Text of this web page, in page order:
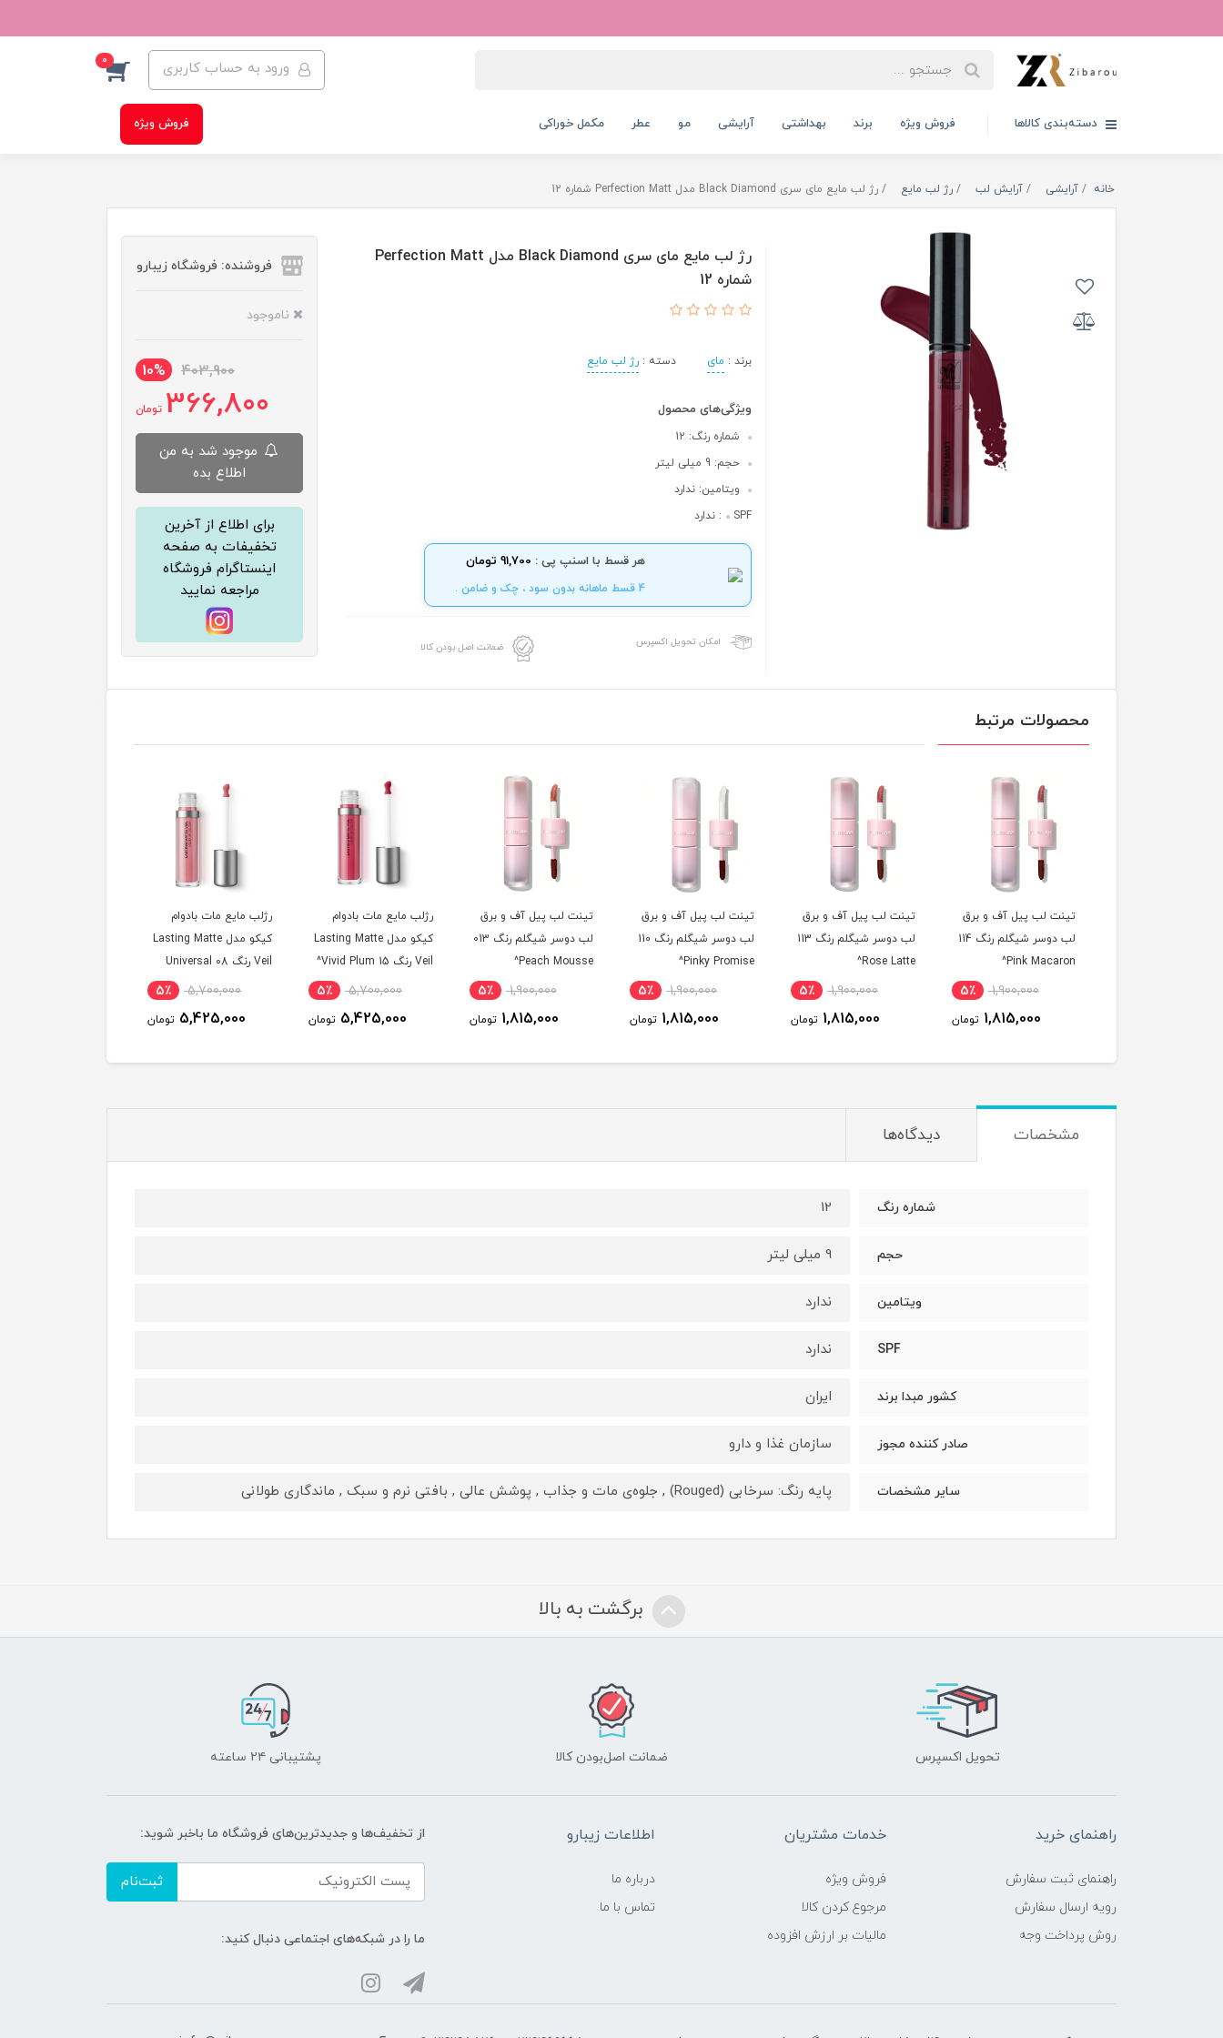
ورود به حساب کاربری 0
دسته‌بندی کالاها فروش ویژه برند بهداشتی آرایشی مو عطر مکمل خوراکی فروش ویژه
خانه آرایشی آرایش لب رژ لب مایع رژ لب مایع مای سری Black Diamond مدل Perfection Matt شماره 12
رژ لب مایع مای سری Black Diamond مدل Perfection Matt
شماره 12
برند : مای دسته :رژ لب مایع
ویژگی‌های محصول
شماره رنگ: 12
حجم: 9 میلی لیتر
ویتامین: ندارد
SPF: ندارد
هر قسط با اسنپ پی : 91,700 تومان
4 قسط ماهانه بدون سود ، چک و ضامن .
امکان تحویل اکسپرس ضمانت اصل بودن کالا
فروشنده: فروشگاه زیبارو
ناموجود
403,900
10%
366,800 تومان
موجود شد به من
اطلاع بده
برای اطلاع از آخرین
تخفیفات به صفحه
اینستاگرام فروشگاه
مراجعه نمایید
محصولات مرتبط
تینت لب پیل آف و برق
لب دوسر شیگلم رنگ 114
Pink Macaron^
1,900,000 5٪
1,815,000 تومان
تینت لب پیل آف و برق
لب دوسر شیگلم رنگ 113
Rose Latte^
1,900,000 5٪
1,815,000 تومان
تینت لب پیل آف و برق
لب دوسر شیگلم رنگ 110
Pinky Promise^
1,900,000 5٪
1,815,000 تومان
تینت لب پیل آف و برق
لب دوسر شیگلم رنگ 013
Peach Mousse^
1,900,000 5٪
1,815,000 تومان
رژلب مایع مات بادوام
کیکو مدل Lasting Matte
Veil رنگ 15 Vivid Plum^
5,700,000 5٪
5,425,000 تومان
رژلب مایع مات بادوام
کیکو مدل Lasting Matte
Veil رنگ 08 Universal
5,700,000 5٪
5,425,000 تومان
مشخصات دیدگاه‌ها
شماره رنگ 12
حجم 9 میلی لیتر
ویتامین ندارد
SPF ندارد
کشور مبدا برند ایران
صادر کننده مجوز سازمان غذا و دارو
سایر مشخصات پایه رنگ: سرخابی (Rouged) , جلوه‌ی مات و جذاب , پوشش عالی , بافتی نرم و سبک , ماندگاری طولانی
برگشت به بالا
تحویل اکسپرس ضمانت اصل‌بودن کالا پشتیبانی ۲۴ ساعته
راهنمای خرید
راهنمای ثبت سفارش
رویه ارسال سفارش
روش پرداخت وجه
خدمات مشتریان
فروش ویژه
مرجوع کردن کالا
مالیات بر ارزش افزوده
اطلاعات زیبارو
درباره ما
تماس با ما
از تخفیف‌ها و جدیدترین‌های فروشگاه ما باخبر شوید:
ثبت‌نام
ما را در شبکه‌های اجتماعی دنبال کنید: